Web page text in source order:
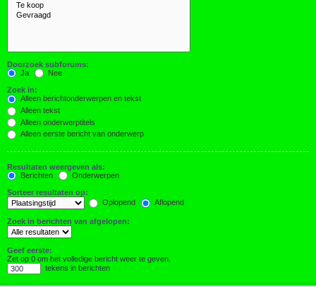
Doorzoek subforums:
Ja
Nee
Zoek in:
Alleen berichtonderwerpen en tekst
Alleen tekst
Alleen onderwerptitels
Alleen eerste bericht van onderwerp
Resultaten weergeven als:
Berichten
Onderwerpen
Sorteer resultaten op:
Oplopend
Aflopend
Zoek in berichten van afgelopen:
Geef eerste:
Zet op 0 om het volledige bericht weer te geven.
tekens in berichten